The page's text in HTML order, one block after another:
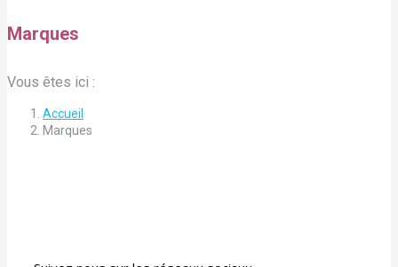
Marques
Vous êtes ici :
Accueil
Marques